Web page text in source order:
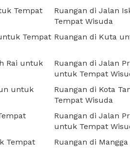
Tempat
Ruangan di Jalan
Tempat Wisuda
Tempat Ruangan di Kuta
Rai untuk
Ruangan di Jalan
untuk Tempat
untuk
Ruangan di Kota
Tempat Wisuda
Ruangan di Jalan
untuk Tempat
Tempat
Ruangan di